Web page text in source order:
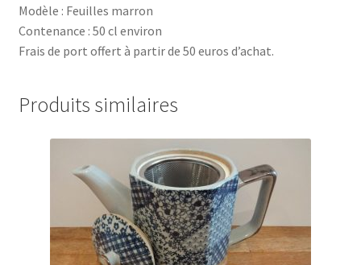
Modèle : Feuilles marron
Contenance : 50 cl environ
Frais de port offert à partir de 50 euros d’achat.
Produits similaires